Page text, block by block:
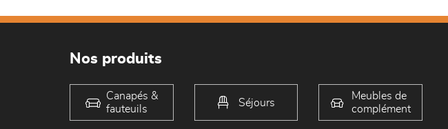
Nos produits
Canapés &
fauteuils
Séjours
Meubles de
complément